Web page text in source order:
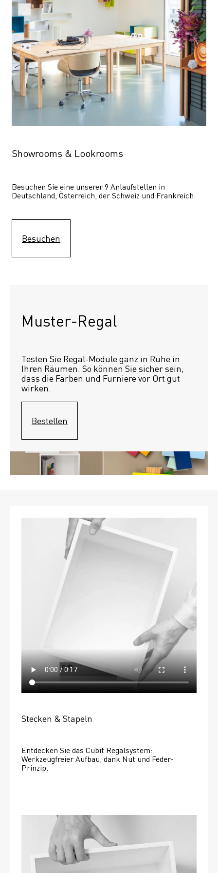
Showrooms & Lookrooms
Besuchen Sie eine unserer 9 Anlaufstellen in
Deutschland, Österreich, der Schweiz und Frankreich.
Besuchen
Muster-Regal
Testen Sie Regal-Module ganz in Ruhe in
Ihren Räumen. So können Sie sicher sein,
dass die Farben und Furniere vor Ort gut
wirken.
Bestellen
Stecken & Stapeln
Entdecken Sie das Cubit Regalsystem:
Werkzeugfreier Aufbau, dank Nut und Feder-
Prinzip.